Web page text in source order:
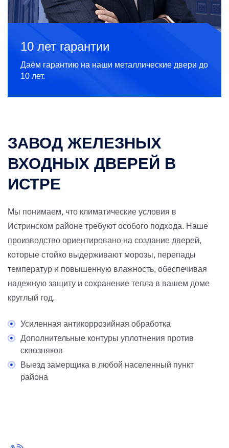
10 лет гарантии
Даём гарантию на наши металлические двери до
10 лет.
ЗАВОД ЖЕЛЕЗНЫХ
ВХОДНЫХ ДВЕРЕЙ В
ИСТРЕ
Мы понимаем, что климатические условия в
Истринском районе требуют особого подхода. Наше
производство ориентировано на создание дверей,
которые стойко выдерживают морозы, перепады
температур и повышенную влажность, обеспечивая
надежную защиту и сохранение тепла в вашем доме
круглый год.
Усиленная антикоррозийная обработка
Дополнительные контуры уплотнения против
сквозняков
Выезд замерщика в любой населенный пункт
района